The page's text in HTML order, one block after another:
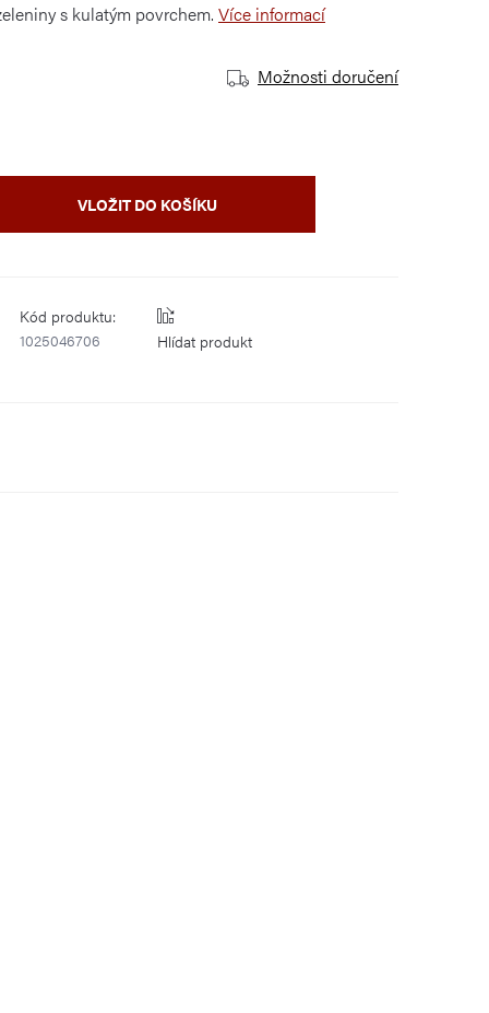
s kulatým povrchem. Více informací
Možnosti doručení
VLOŽIT DO KOŠÍKU
Kód produktu:
1025046706
Hlídat